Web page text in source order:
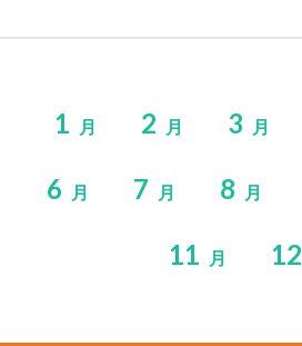
1 月 2 月 3 月
6 月 7 月 8 月
11 月 12